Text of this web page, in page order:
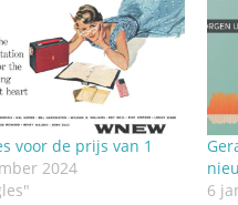
voor de prijs van 1
2024
6